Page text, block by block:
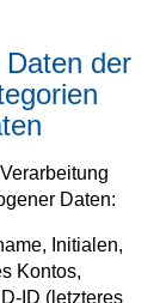
der
Daten:
Initialen,
Kontos,
ID (letzteres